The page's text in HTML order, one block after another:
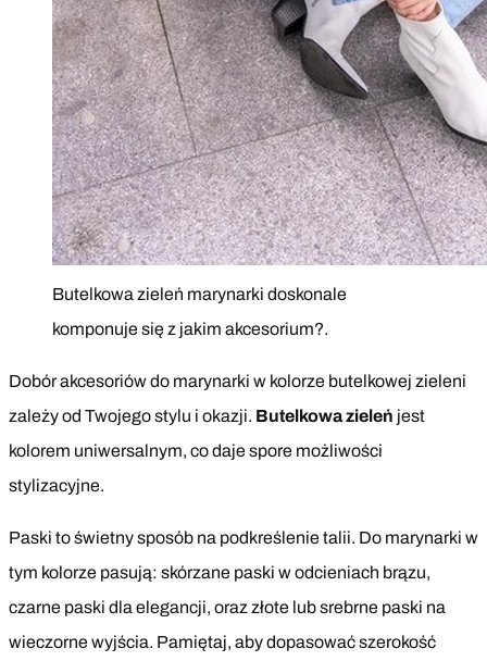
Butelkowa zieleń marynarki doskonale
komponuje się z jakim akcesorium?.
Dobór akcesoriów do marynarki w kolorze butelkowej zieleni
zależy od Twojego stylu i okazji. Butelkowa zieleń jest
kolorem uniwersalnym, co daje spore możliwości
stylizacyjne.
Paski to świetny sposób na podkreślenie talii. Do marynarki w
tym kolorze pasują: skórzane paski w odcieniach brązu,
czarne paski dla elegancji, oraz złote lub srebrne paski na
wieczorne wyjścia. Pamiętaj, aby dopasować szerokość